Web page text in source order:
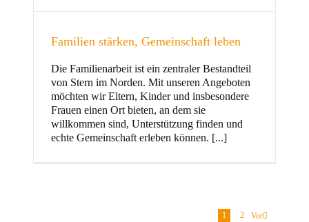
Familien stärken, Gemeinschaft leben
Die Familienarbeit ist ein zentraler Bestandteil
von Stern im Norden. Mit unseren Angeboten
möchten wir Eltern, Kinder und insbesondere
Frauen einen Ort bieten, an dem sie
willkommen sind, Unterstützung finden und
echte Gemeinschaft erleben können. [...]
1 2 Vor